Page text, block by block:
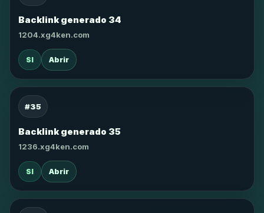
Backlink generado 34
1204.xg4ken.com
SI Abrir
#35
Backlink generado 35
1236.xg4ken.com
SI Abrir